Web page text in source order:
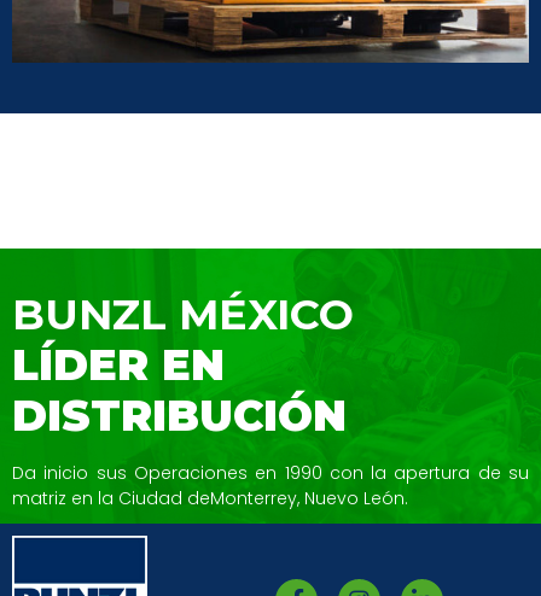
BUNZL MÉXICO
LÍDER EN
DISTRIBUCIÓN
Da inicio sus Operaciones en 1990 con la apertura de su
matriz en la Ciudad deMonterrey, Nuevo León.